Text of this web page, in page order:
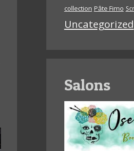
collection Pâte Fimo
Uncategorized
Salons